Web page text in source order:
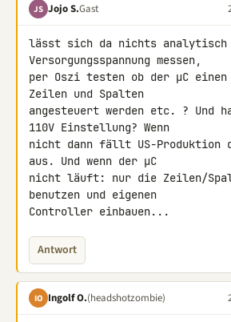
JS Jojo S.Gast
lässt sich da nichts analytisch
Versorgungsspannung messen,
per Oszi testen ob der µC
Zeilen und Spalten
angesteuert werden etc. ? Und
110V Einstellung? Wenn
nicht dann fällt US-Produktion
aus. Und wenn der µC
nicht läuft: nur die Zeilen/
benutzen und eigenen
Controller einbauen...
Antwort
IO Ingolf O.(headshotzombie)